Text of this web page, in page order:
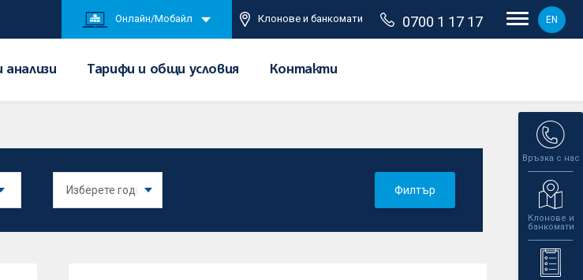
Онлайн/Мобайл Клонове и банкомати 0700 1 17 17 EN
Тарифи и общи условия Контакти
Връзка с нас
Клонове и
банкомати
Филтър